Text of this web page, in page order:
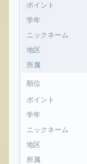
ポイント
学年
ニックネーム
地区
所属
順位
ポイント
学年
ニックネーム
地区
所属